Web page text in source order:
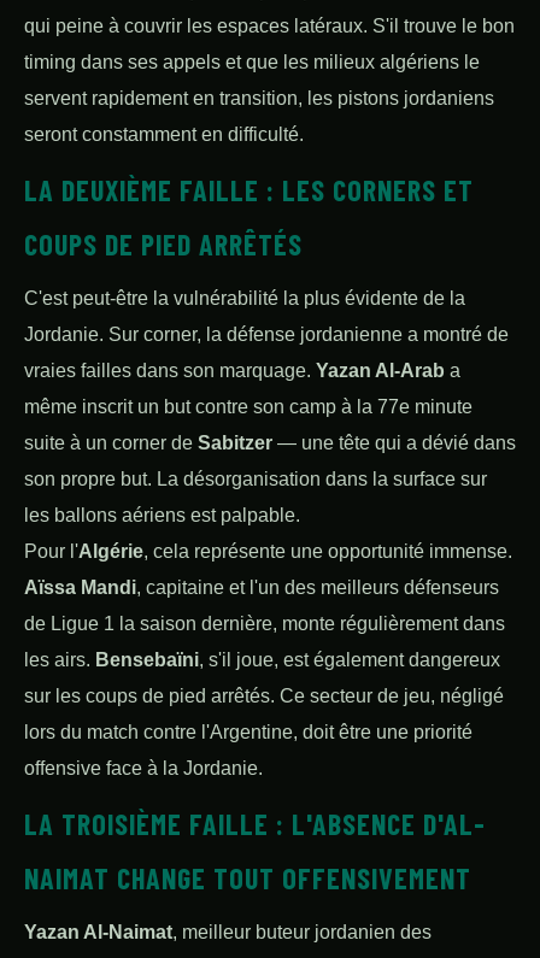
qui peine à couvrir les espaces latéraux. S'il trouve le bon
timing dans ses appels et que les milieux algériens le
servent rapidement en transition, les pistons jordaniens
seront constamment en difficulté.
LA DEUXIÈME FAILLE : LES CORNERS ET
COUPS DE PIED ARRÊTÉS
C'est peut-être la vulnérabilité la plus évidente de la
Jordanie. Sur corner, la défense jordanienne a montré de
vraies failles dans son marquage. Yazan Al-Arab a
même inscrit un but contre son camp à la 77e minute
suite à un corner de Sabitzer — une tête qui a dévié dans
son propre but. La désorganisation dans la surface sur
les ballons aériens est palpable.
Pour l'Algérie, cela représente une opportunité immense.
Aïssa Mandi, capitaine et l'un des meilleurs défenseurs
de Ligue 1 la saison dernière, monte régulièrement dans
les airs. Bensebaïni, s'il joue, est également dangereux
sur les coups de pied arrêtés. Ce secteur de jeu, négligé
lors du match contre l'Argentine, doit être une priorité
offensive face à la Jordanie.
LA TROISIÈME FAILLE : L'ABSENCE D'AL-
NAIMAT CHANGE TOUT OFFENSIVEMENT
Yazan Al-Naimat, meilleur buteur jordanien des